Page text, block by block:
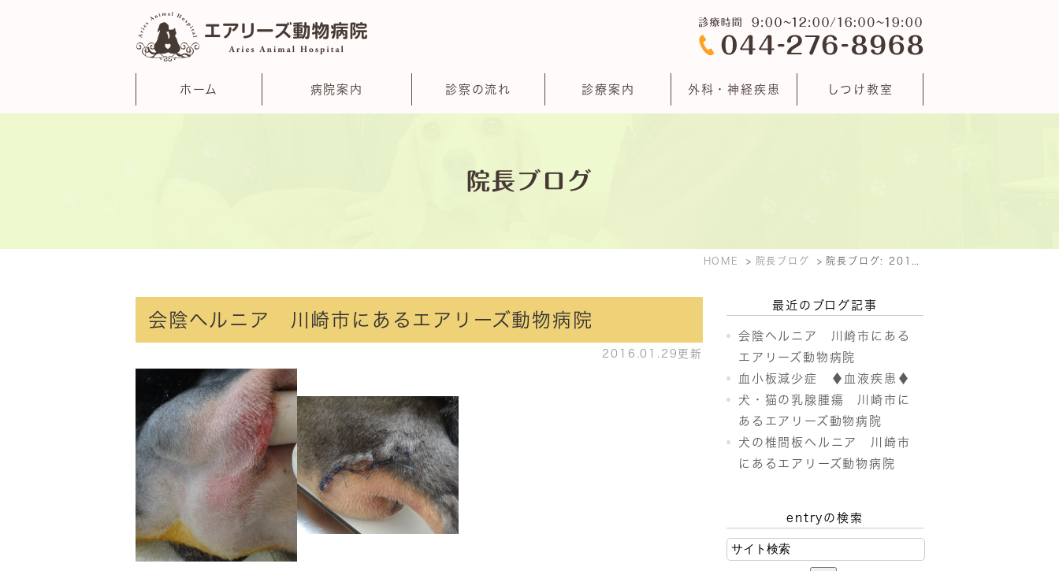
ホーム 病院案内 診察の流れ 診療案内 外科・神経疾患 しつけ教室
院長ブログ
HOME 院長ブログ
会陰ヘルニア 川崎市にあるエアリーズ動物病院
2016.01.29更新
最近のブログ記事
会陰ヘルニア 川崎市にある
エアリーズ動物病院
血小板減少症 ♦血液疾患♦
犬・猫の乳腺腫瘍 川崎市に
あるエアリーズ動物病院
犬の椎間板ヘルニア 川崎市
にあるエアリーズ動物病院
entryの検索